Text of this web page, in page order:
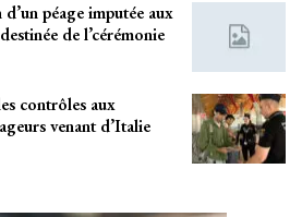
péage imputée aux
de l’cérémonie
contrôles aux
venant d’Italie